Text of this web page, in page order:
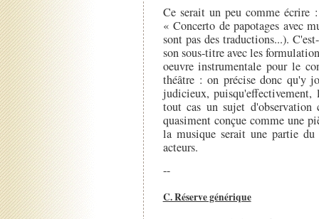
Ce serait un peu comme écrire
« Concerto de papotages avec
sont pas des traductions...).
son sous-titre avec les
oeuvre instrumentale pour le
théâtre : on précise donc qu'y
judicieux, puisqu'effectivement,
tout cas un sujet d'observation
quasiment conçue comme une
la musique serait une partie
acteurs.
--
C. Réserve générique